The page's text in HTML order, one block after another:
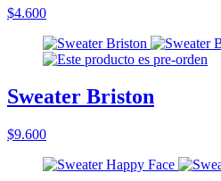
$4.600
Sweater Briston
$9.600